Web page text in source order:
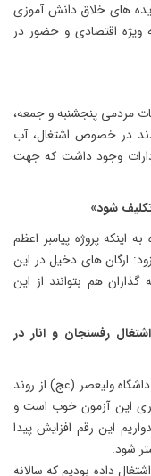
های خلاق دانش آموزی
ویژه اقتصادی و حضور در
مردمی پنجشنبه و جمعه،
در خصوص اشتغال، آب
وجود داشت که جهت
شود»
اینکه پروژه پیامبر اعظم
ارگان های دخیل در این
هم بتوانند از این
رفسنجان و انار در
ولیعصر (عج) از روند
این آزمون خوب است و
امیدواریم این رقم افزایش پیدا
شود.
داده بودیم که سالانه